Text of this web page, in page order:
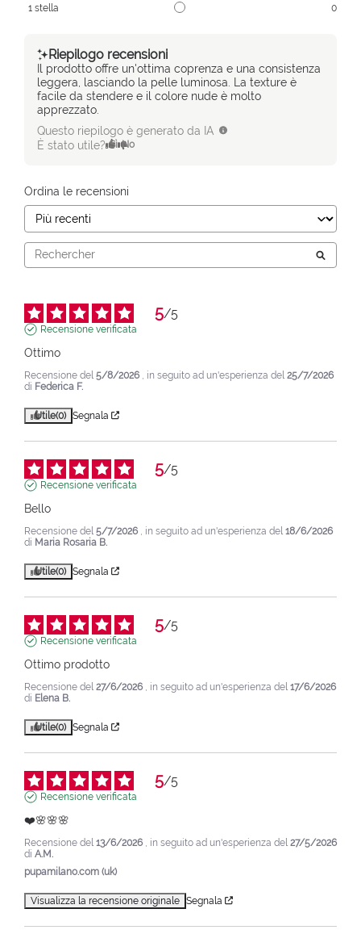
1 stella 0
Riepilogo recensioni
Il prodotto offre un'ottima coprenza e una consistenza
leggera, lasciando la pelle luminosa. La texture è
facile da stendere e il colore nude è molto
apprezzato.
Questo riepilogo è generato da IA
È stato utile? Sì No
Ordina le recensioni
5/5
Recensione verificata
Ottimo
Recensione del 5/8/2026 , in seguito ad un'esperienza del 25/7/2026
di Federica F.
Utile(0) Segnala
5/5
Recensione verificata
Bello
Recensione del 5/7/2026 , in seguito ad un'esperienza del 18/6/2026
di Maria Rosaria B.
Utile(0) Segnala
5/5
Recensione verificata
Ottimo prodotto
Recensione del 27/6/2026 , in seguito ad un'esperienza del 17/6/2026
di Elena B.
Utile(0) Segnala
5/5
Recensione verificata
❤️🌸🌸🌸
Recensione del 13/6/2026 , in seguito ad un'esperienza del 27/5/2026
di A.M.
pupamilano.com (uk)
Visualizza la recensione originale Segnala